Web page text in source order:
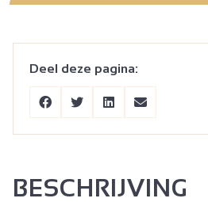
Deel deze pagina:
BESCHRIJVING